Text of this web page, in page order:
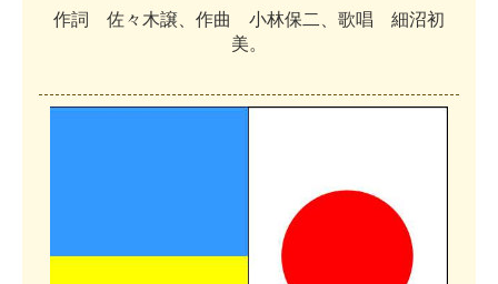
作詞 佐々木譲、 作曲 小林保二、 歌唱 細沼初
美。